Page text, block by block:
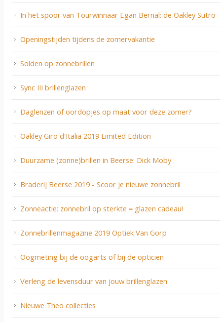
In het spoor van Tourwinnaar Egan Bernal: de Oakley Sutro
Openingstijden tijdens de zomervakantie
Solden op zonnebrillen
Sync III brillenglazen
Daglenzen of oordopjes op maat voor deze zomer?
Oakley Giro d'Italia 2019 Limited Edition
Duurzame (zonne)brillen in Beerse: Dick Moby
Braderij Beerse 2019 - Scoor je nieuwe zonnebril
Zonneactie: zonnebril op sterkte = glazen cadeau!
Zonnebrillenmagazine 2019 Optiek Van Gorp
Oogmeting bij de oogarts of bij de opticien
Verleng de levensduur van jouw brillenglazen
Nieuwe Theo collecties